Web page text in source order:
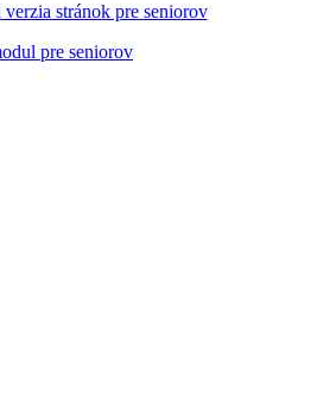
verzia stránok pre seniorov